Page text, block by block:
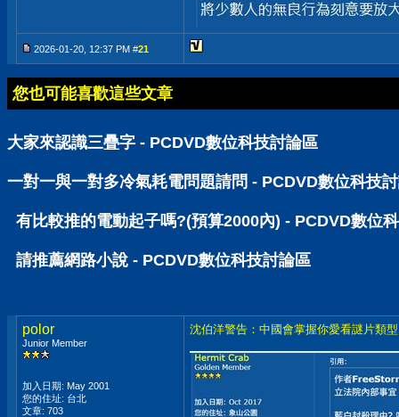
2026-01-20, 12:37 PM #21
您也可能喜歡這些文章
大家來認識三疊字 - PCDVD數位科技討論區
一對一與一對多冷氣耗電問題請問 - PCDVD數位科技
有比較推的電動起子嗎?(預算2000內) - PCDVD數位
請推薦網路小說 - PCDVD數位科技討論區
polor
Junior Member
加入日期: May 2001
您的住址: 台北
文章: 703
沈伯洋警告：中國會掌握你愛看謎片類